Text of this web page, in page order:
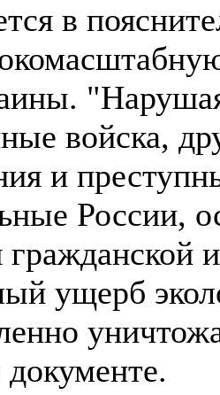
в
войска,
и
России,
ущерб
документе.